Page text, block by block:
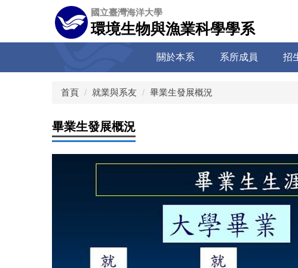
容
國立臺灣海洋大學
環境生物與漁業科學學系
關於本系 系所成員 招
首頁 就業與系友 畢業生發展概況
畢業生發展概況